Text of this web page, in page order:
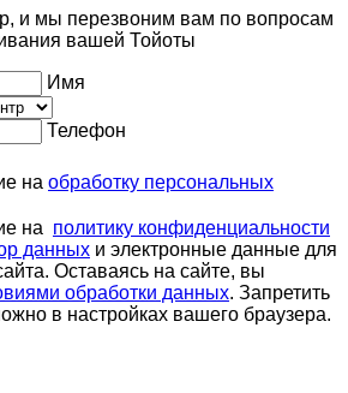
и мы перезвоним вам по вопросам
вашей Тойоты
Имя
Телефон
на обработку персональных
на политику конфиденциальности
данных и электронные данные для
Оставаясь на сайте, вы
обработки данных. Запретить
в настройках вашего браузера.